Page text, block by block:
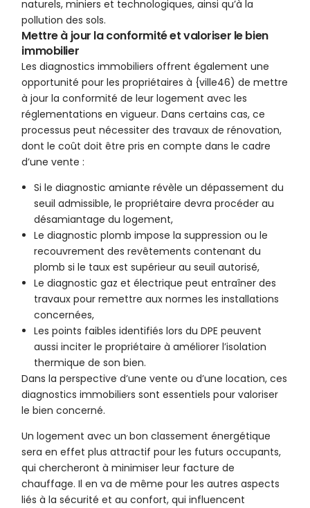
naturels, miniers et technologiques, ainsi qu’à la
pollution des sols.
Mettre à jour la conformité et valoriser le bien
immobilier
Les diagnostics immobiliers offrent également une
opportunité pour les propriétaires à {ville46) de mettre
à jour la conformité de leur logement avec les
réglementations en vigueur. Dans certains cas, ce
processus peut nécessiter des travaux de rénovation,
dont le coût doit être pris en compte dans le cadre
d’une vente :
Si le diagnostic amiante révèle un dépassement du
seuil admissible, le propriétaire devra procéder au
désamiantage du logement,
Le diagnostic plomb impose la suppression ou le
recouvrement des revêtements contenant du
plomb si le taux est supérieur au seuil autorisé,
Le diagnostic gaz et électrique peut entraîner des
travaux pour remettre aux normes les installations
concernées,
Les points faibles identifiés lors du DPE peuvent
aussi inciter le propriétaire à améliorer l’isolation
thermique de son bien.
Dans la perspective d’une vente ou d’une location, ces
diagnostics immobiliers sont essentiels pour valoriser
le bien concerné.
Un logement avec un bon classement énergétique
sera en effet plus attractif pour les futurs occupants,
qui chercheront à minimiser leur facture de
chauffage. Il en va de même pour les autres aspects
liés à la sécurité et au confort, qui influencent